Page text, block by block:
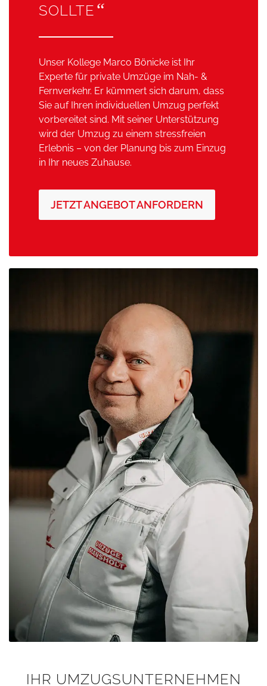
SOLLTE “
Unser Kollege Marco Bönicke ist Ihr
Experte für private Umzüge im Nah- &
Fernverkehr. Er kümmert sich darum, dass
Sie auf Ihren individuellen Umzug perfekt
vorbereitet sind. Mit seiner Unterstützung
wird der Umzug zu einem stressfreien
Erlebnis – von der Planung bis zum Einzug
in Ihr neues Zuhause.
JETZT ANGEBOT ANFORDERN
IHR UMZUGSUNTERNEHMEN